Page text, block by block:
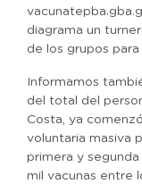
diagrama un
de los grupos
Informamos
del total del
Costa, ya
voluntaria masiva
primera y
mil vacunas entre